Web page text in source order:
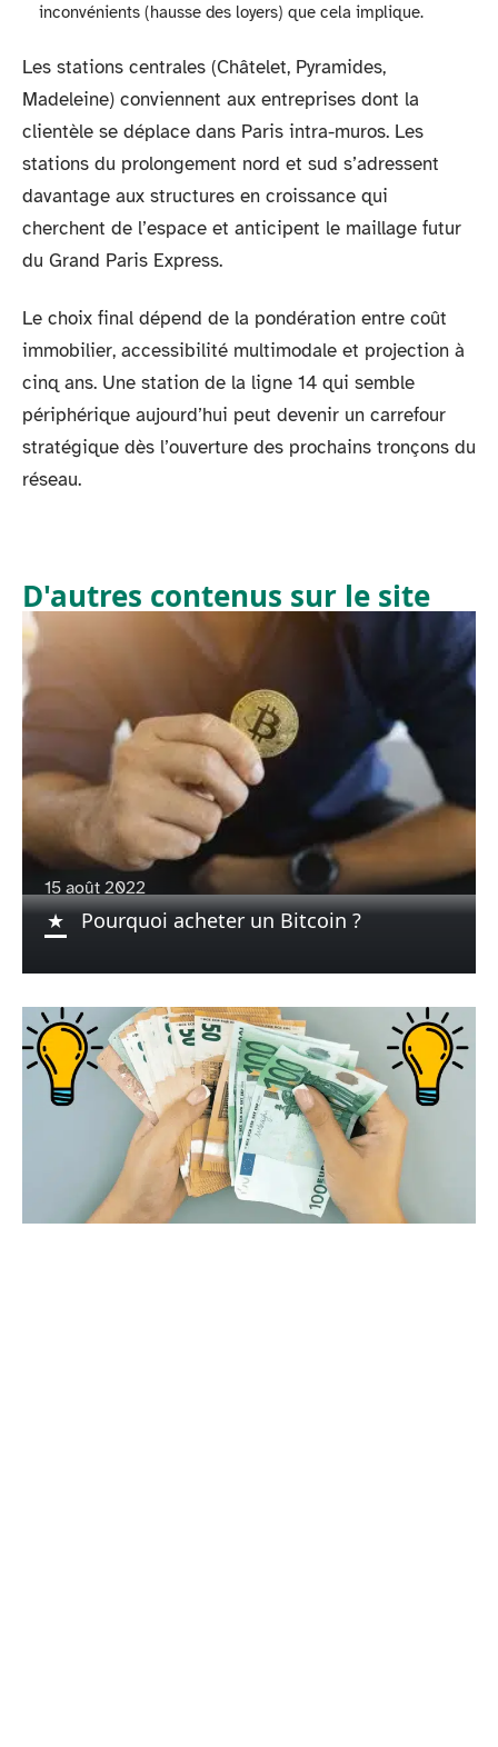
inconvénients (hausse des loyers) que cela implique.
Les stations centrales (Châtelet, Pyramides,
Madeleine) conviennent aux entreprises dont la
clientèle se déplace dans Paris intra-muros. Les
stations du prolongement nord et sud s’adressent
davantage aux structures en croissance qui
cherchent de l’espace et anticipent le maillage futur
du Grand Paris Express.
Le choix final dépend de la pondération entre coût
immobilier, accessibilité multimodale et projection à
cinq ans. Une station de la ligne 14 qui semble
périphérique aujourd’hui peut devenir un carrefour
stratégique dès l’ouverture des prochains tronçons du
réseau.
D'autres contenus sur le site
15 août 2022
Pourquoi acheter un Bitcoin ?